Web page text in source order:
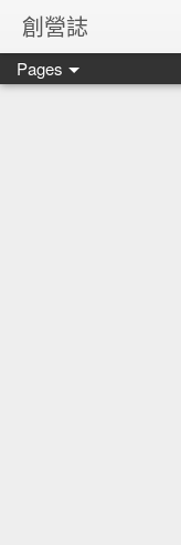
創營誌
Pages